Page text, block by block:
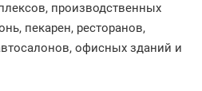
производственных
пекарен, ресторанов,
офисных зданий и